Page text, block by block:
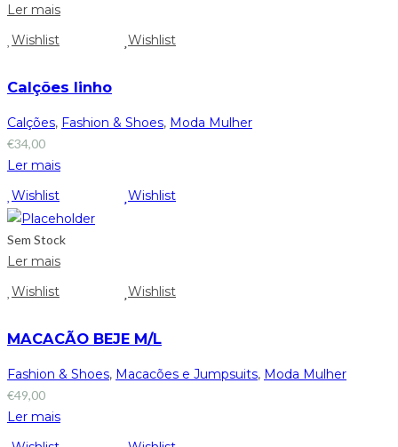
Ler mais
Wishlist
Wishlist
Calções linho
Calções, Fashion & Shoes, Moda Mulher
€34,00
Ler mais
Wishlist
Wishlist
Sem Stock
Ler mais
Wishlist
Wishlist
MACACÃO BEJE M/L
Fashion & Shoes, Macacões e Jumpsuits, Moda Mulher
€49,00
Ler mais